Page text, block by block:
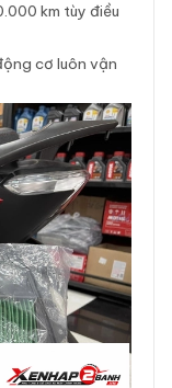
km tùy điều
cơ luôn vận